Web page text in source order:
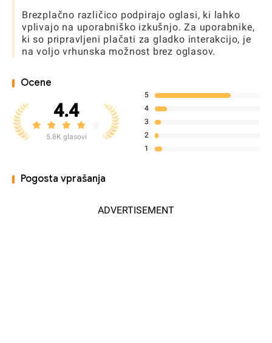
Brezplačno različico podpirajo oglasi, ki lahko
vplivajo na uporabniško izkušnjo. Za uporabnike,
ki so pripravljeni plačati za gladko interakcijo, je
na voljo vrhunska možnost brez oglasov.
Ocene
4.4
5.8K glasovi
5
4
3
2
1
Pogosta vprašanja
ADVERTISEMENT